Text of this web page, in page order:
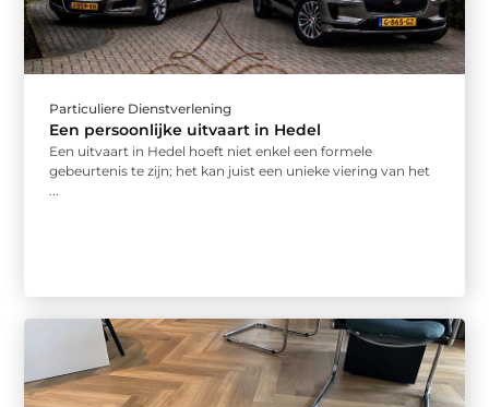
Particuliere Dienstverlening
Een persoonlijke uitvaart in Hedel
Een uitvaart in Hedel hoeft niet enkel een formele
gebeurtenis te zijn; het kan juist een unieke viering van het